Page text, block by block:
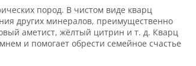
пород. В чистом виде кварц
других минералов, преимущественно
аметист, жёлтый цитрин и т. д. Кварц
и помогает обрести семейное счастье